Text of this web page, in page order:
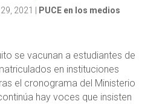
2021 PUCE en los medios
se vacunan a estudiantes de
en instituciones
el cronograma del Ministerio
hay voces que insisten